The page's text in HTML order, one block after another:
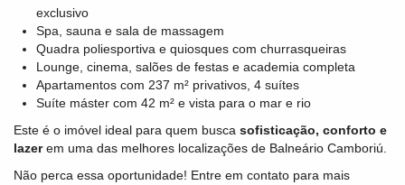
exclusivo
Spa, sauna e sala de massagem
Quadra poliesportiva e quiosques com churrasqueiras
Lounge, cinema, salões de festas e academia completa
Apartamentos com 237 m² privativos, 4 suítes
Suíte máster com 42 m² e vista para o mar e rio
Este é o imóvel ideal para quem busca sofisticação, conforto e
lazerem uma das melhores localizações de Balneário Camboriú.
Não perca essa oportunidade! Entre em contato para mais